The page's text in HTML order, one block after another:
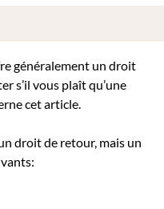
généralement un droit
s’il vous plaît qu’une
cet article.
droit de retour, mais un